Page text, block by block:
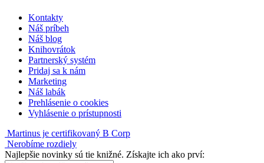
Kontakty
Náš príbeh
Náš blog
Knihovrátok
Partnerský systém
Pridaj sa k nám
Marketing
Náš labák
Prehlásenie o cookies
Vyhlásenie o prístupnosti
Martinus je certifikovaný B Corp
Nerobíme rozdiely
Najlepšie novinky sú tie knižné. Získajte ich ako prví: